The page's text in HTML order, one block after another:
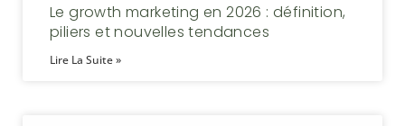
Le growth marketing en 2026 : définition,
piliers et nouvelles tendances
Lire La Suite »